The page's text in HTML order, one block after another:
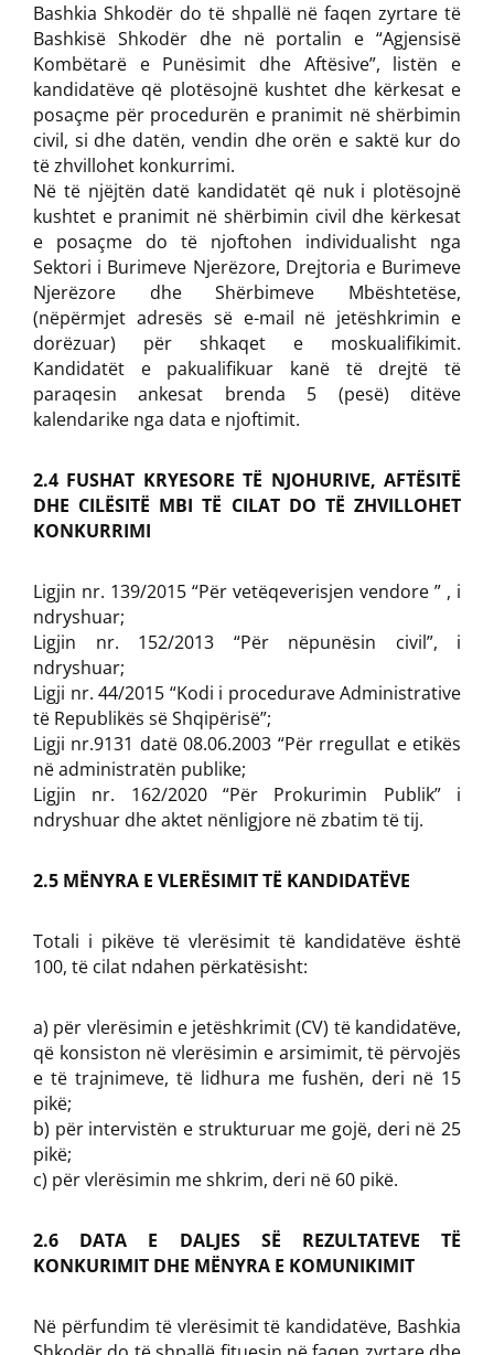
Bashkia Shkodër do të shpallë në faqen zyrtare të
Bashkisë Shkodër dhe në portalin e “Agjensisë
Kombëtarë e Punësimit dhe Aftësive”, listën e
kandidatëve që plotësojnë kushtet dhe kërkesat e
posaçme për procedurën e pranimit në shërbimin
civil, si dhe datën, vendin dhe orën e saktë kur do
të zhvillohet konkurrimi.
Në të njëjtën datë kandidatët që nuk i plotësojnë
kushtet e pranimit në shërbimin civil dhe kërkesat
e posaçme do të njoftohen individualisht nga
Sektori i Burimeve Njerëzore, Drejtoria e Burimeve
Njerëzore dhe Shërbimeve Mbështetëse,
(nëpërmjet adresës së e-mail në jetëshkrimin e
dorëzuar) për shkaqet e moskualifikimit.
Kandidatët e pakualifikuar kanë të drejtë të
paraqesin ankesat brenda 5 (pesë) ditëve
kalendarike nga data e njoftimit.
2.4 FUSHAT KRYESORE TË NJOHURIVE, AFTËSITË
DHE CILËSITË MBI TË CILAT DO TË ZHVILLOHET
KONKURRIMI
Ligjin nr. 139/2015 “Për vetëqeverisjen vendore ” , i
ndryshuar;
Ligjin nr. 152/2013 “Për nëpunësin civil”, i
ndryshuar;
Ligji nr. 44/2015 “Kodi i procedurave Administrative
të Republikës së Shqipërisë”;
Ligji nr.9131 datë 08.06.2003 “Për rregullat e etikës
në administratën publike;
Ligjin nr. 162/2020 “Për Prokurimin Publik” i
ndryshuar dhe aktet nënligjore në zbatim të tij.
2.5 MËNYRA E VLERËSIMIT TË KANDIDATËVE
Totali i pikëve të vlerësimit të kandidatëve është
100, të cilat ndahen përkatësisht:
a) për vlerësimin e jetëshkrimit (CV) të kandidatëve,
që konsiston në vlerësimin e arsimimit, të përvojës
e të trajnimeve, të lidhura me fushën, deri në 15
pikë;
b) për intervistën e strukturuar me gojë, deri në 25
pikë;
c) për vlerësimin me shkrim, deri në 60 pikë.
2.6 DATA E DALJES SË REZULTATEVE TË
KONKURIMIT DHE MËNYRA E KOMUNIKIMIT
Në përfundim të vlerësimit të kandidatëve, Bashkia